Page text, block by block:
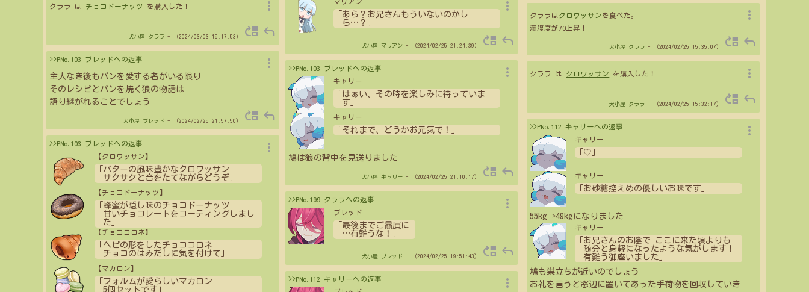
クララ は チョコドーナッツ を購入した！ more_vert
犬小屋 クララ- （2024/03/03 15:17:53） move_up reply
>>PNo.103 ブレッドへの返事
主人なき後もパンを愛する者がいる限り
そのレシピとパンを焼く狼の物話は
語り継がれることでしょう
more_vert
犬小屋 ブレッド - （2024/02/25 21:57:50） move_up reply
>>PNo.103 ブレッドへの返事
【クロワッサン】
「バターの風味豊かなクロワッサン
サクサクと音をたてながらどうぞ」
【チョコドーナッツ】
「蜂蜜が隠し味のチョコドーナッツ
甘いチョコレートをコーティングしまし
た」
【チョココロネ】
「ヘビの形をしたチョココロネ
チョコのはみだしに気を付けて」
【マカロン】
「フォルムが愛らしいマカロン
5個セットです」
more_vert
マリアン
「あら？お兄さんもういないのかし
ら… ？」
more_vert
犬小屋 マリアン - （2024/02/25 21:24:39） move_up reply
>>PNo.103 ブレッドへの返事
キャリー
「はぁい、その時を楽しみに待っていま
す」
キャリー
「それまで、どうかお元気で！」
鳩は狼の背中を見送りました
more_vert
犬小屋 キャリー - （2024/02/25 21:10:17） move_up reply
>>PNo.199 クララへの返事
ブレッド
「最後までご贔屓に
…有難うな！」
more_vert
犬小屋 ブレッド - （2024/02/25 19:51:43） move_up reply
>>PNo.112 キャリーへの返事
more_vert
クララは クロワッサンを食べた。
満腹度が70上昇！
more_vert
犬小屋 クララ- （2024/02/25 15:35:07） move_up reply
クララ は クロワッサン を購入した！ more_vert
犬小屋 クララ- （2024/02/25 15:32:17） move_up reply
>>PNo.112 キャリーへの返事
キャリー
「♡」
キャリー
「お砂糖控えめの優しいお味です」
55kg→49kgになりました
キャリー
「お兄さんのお陰で ここに来た頃よりも
随分と身軽になったような気がします！
有難う御座いました」
鳩も巣立ちが近いのでしょう
お礼を言うと窓辺に置いてあった手荷物を回収していき
more_vert